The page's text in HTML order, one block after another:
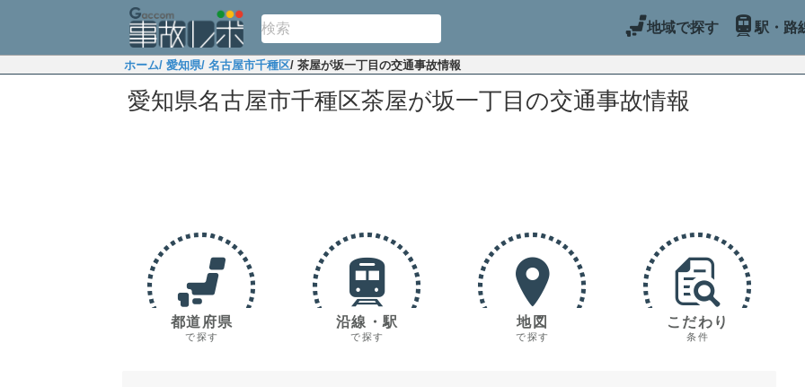
地域で探す 駅・路
ホーム/ 愛知県/ 名古屋市千種区/ 茶屋が坂一丁目の交通事故情報
愛知県名古屋市千種区茶屋が坂一丁目の交通事故情報
都道府県
で探す
沿線・駅
で探す
地図
で探す
こだわり
条件